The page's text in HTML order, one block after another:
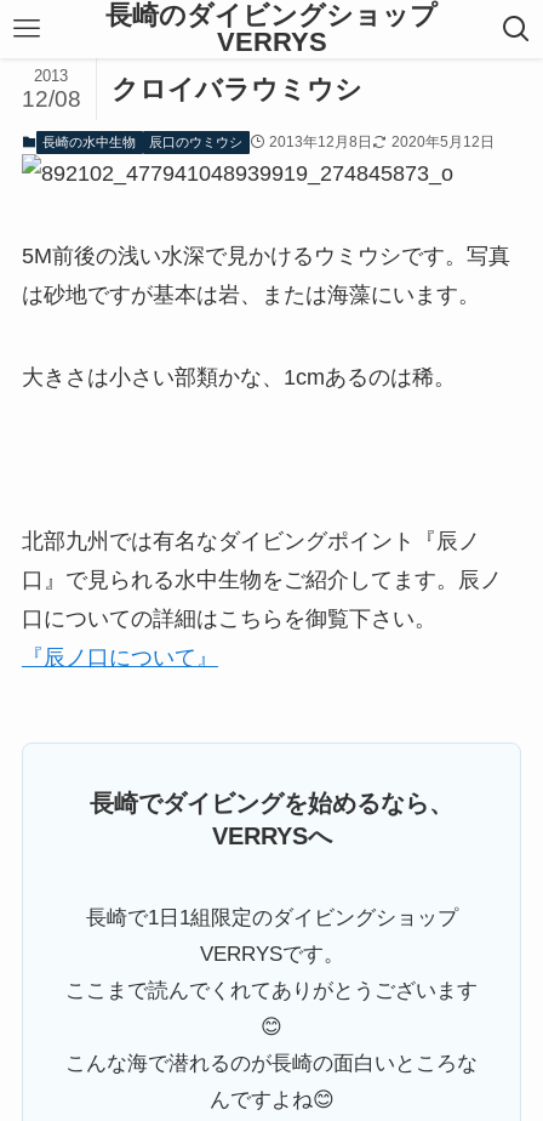
長崎のダイビングショップ
VERRYS
クロイバラウミウシ
2013
12/08
長崎の水中生物 辰口のウミウシ 2013年12月8日 2020年5月12日
5M前後の浅い水深で見かけるウミウシです。写真
は砂地ですが基本は岩、または海藻にいます。
大きさは小さい部類かな、1cmあるのは稀。
北部九州では有名なダイビングポイント『辰ノ
口』で見られる水中生物をご紹介してます。辰ノ
口についての詳細はこちらを御覧下さい。
『辰ノ口について』
長崎でダイビングを始めるなら、
VERRYSへ
長崎で1日1組限定のダイビングショップ
VERRYSです。
ここまで読んでくれてありがとうございます
😊
こんな海で潜れるのが長崎の面白いところな
んですよね😊